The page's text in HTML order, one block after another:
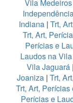
Vila Medeiros
Indiana | Trt,
Trt, Art,
Perícias e
Laudos na
Vila Jaguará |
Joaniza| Trt,
Trt, Art,
Perícias e